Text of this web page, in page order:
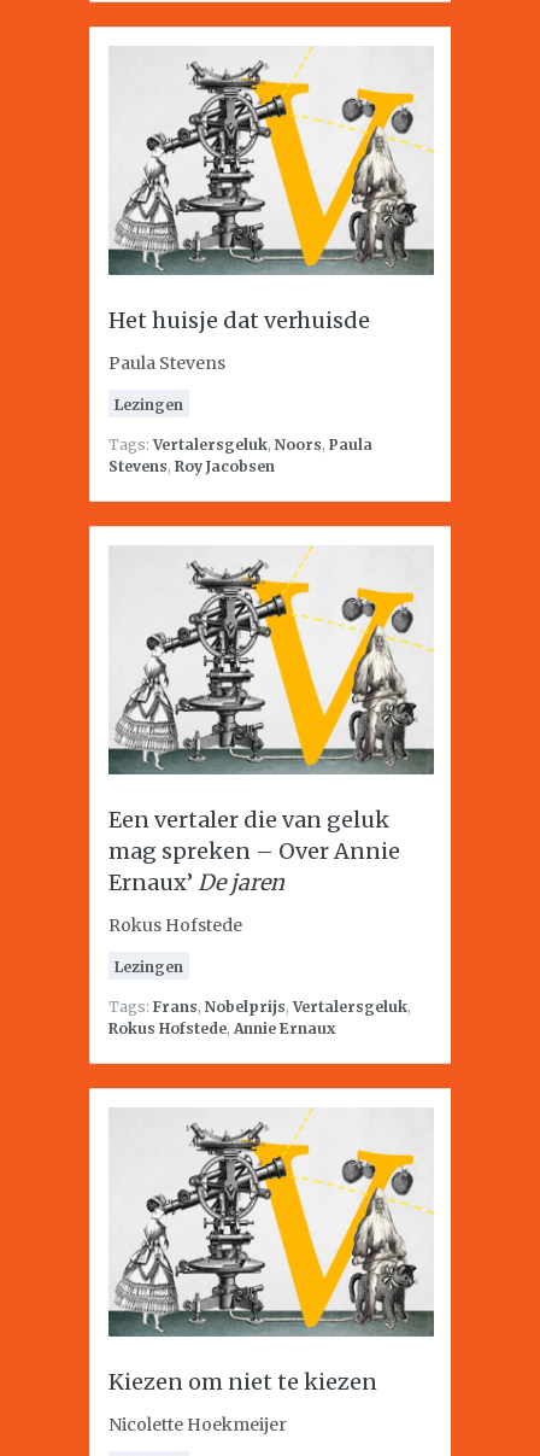
Het huisje dat verhuisde
Paula Stevens
Lezingen
Tags:Vertalersgeluk, Noors, Paula
Stevens, Roy Jacobsen
Een vertaler die van geluk
mag spreken – Over Annie
Ernaux’ De jaren
Rokus Hofstede
Lezingen
Tags: Frans, Nobelprijs,Vertalersgeluk,
Rokus Hofstede, Annie Ernaux
Kiezen om niet te kiezen
Nicolette Hoekmeijer